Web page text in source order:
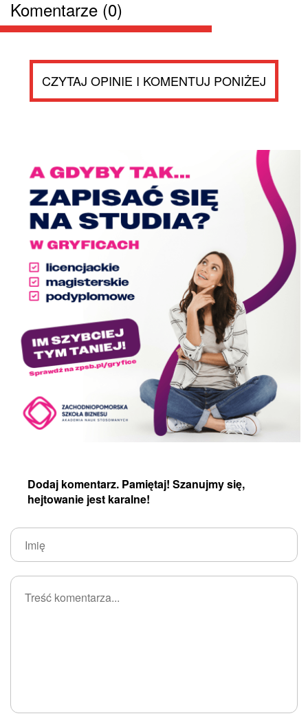
Komentarze (0)
CZYTAJ OPINIE I KOMENTUJ PONIŻEJ
Dodaj komentarz. Pamiętaj! Szanujmy się,
hejtowanie jest karalne!